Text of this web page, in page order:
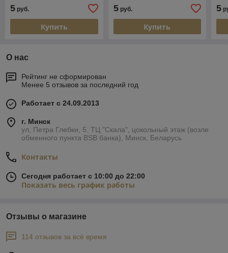
5 руб.
Купить
5руб.
Купить
5
О нас
Рейтинг не сформирован
Менее 5 отзывов за последний год
Работает с 24.09.2013
г. Минск
ул, Петра Глебки, 5. ТЦ "Скала", цокольный этаж (возле
обменного пункта BSB банка), Минск, Беларусь
Контакты
Сегодня работает с 10:00 до 22:00
Показать весь график работы
Отзывы о магазине
114 отзывов за всё время